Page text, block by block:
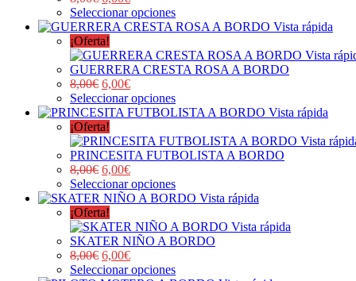
Seleccionar opciones
Vista rápida
¡Oferta!
Vista
GUERRERA CRESTA ROSA A BORDO
8,00€ 6,00€
Seleccionar opciones
Vista rápida
¡Oferta!
Vista
PRINCESITA FUTBOLISTA A BORDO
8,00€ 6,00€
Seleccionar opciones
Vista rápida
¡Oferta!
Vista rápida
SKATER NIÑO A BORDO
8,00€ 6,00€
Seleccionar opciones